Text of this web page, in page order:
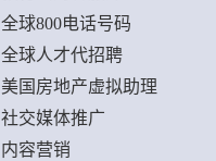
全球800电话号码
全球人才代招聘
美国房地产虚拟助理
社交媒体推广
内容营销